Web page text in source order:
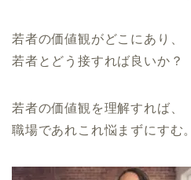
若者の価値観がどこにあり、
若者とどう接すれば良いか？
若者の価値観を理解すれば、
職場であれこれ悩まずにすむ。